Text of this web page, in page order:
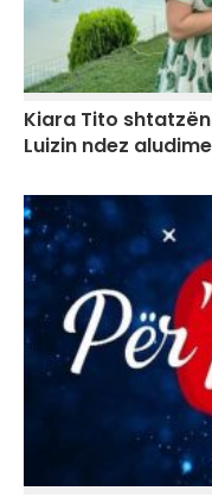
Kiara Tito
Luizin ndez